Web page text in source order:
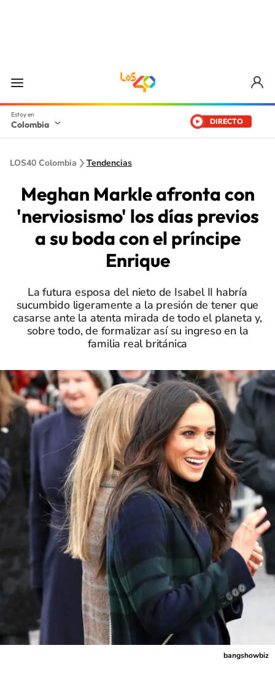
Colombia DIRECTO
LOS40 Colombia Tendencias
Meghan Markle afronta con
'nerviosismo' los días previos
a su boda con el príncipe
Enrique
La futura esposa del nieto de Isabel II habría
sucumbido ligeramente a la presión de tener que
casarse ante la atenta mirada de todo el planeta y,
sobre todo, de formalizar así su ingreso en la
familia real británica
bangshowbiz